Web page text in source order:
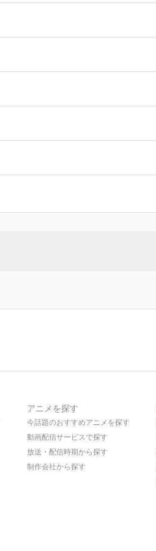
アニメを探す
今話題のおすすめアニメを探す
動画配信サービスで探す
放送・配信時期から探す
制作会社から探す